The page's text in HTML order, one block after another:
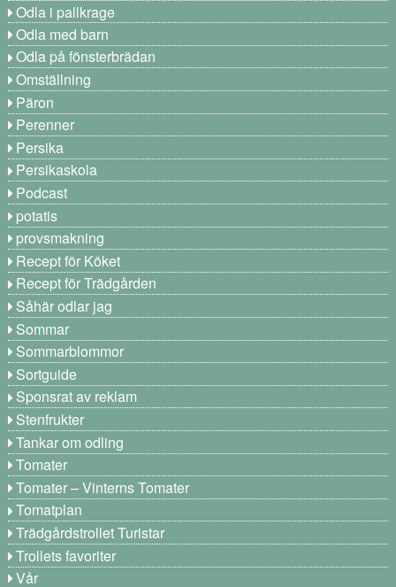
Odla i pallkrage
Odla med barn
Odla på fönsterbrädan
Omställning
Päron
Perenner
Persika
Persikaskola
Podcast
potatis
provsmakning
Recept för Köket
Recept för Trädgården
Såhär odlar jag
Sommar
Sommarblommor
Sortguide
Sponsrat av reklam
Stenfrukter
Tankar om odling
Tomater
Tomater – Vinterns Tomater
Tomatplan
Trädgårdstrollet Turistar
Trollets favoriter
Vår